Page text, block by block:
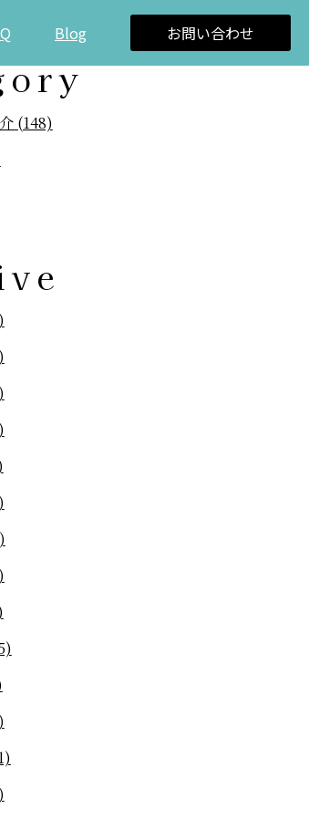
Blog お問い合わせ
(148)